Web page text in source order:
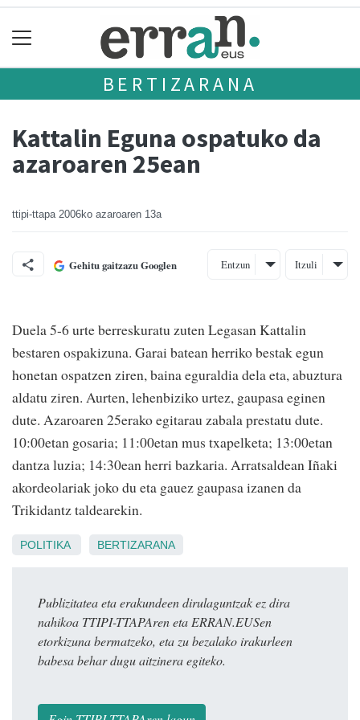
BERTIZARANA
Kattalin Eguna ospatuko da
azaroaren 25ean
ttipi-ttapa 2006ko azaroaren 13a
Gehitu gaitzazu Googlen Entzun Itzuli
Duela 5-6 urte berreskuratu zuten Legasan Kattalin
bestaren ospakizuna. Garai batean herriko bestak egun
honetan ospatzen ziren, baina eguraldia dela eta, abuztura
aldatu ziren. Aurten, lehenbiziko urtez, gaupasa eginen
dute. Azaroaren 25erako egitarau zabala prestatu dute.
10:00etan gosaria; 11:00etan mus txapelketa; 13:00etan
dantza luzia; 14:30ean herri bazkaria. Arratsaldean Iñaki
akordeolariak joko du eta gauez gaupasa izanen da
Trikidantz taldearekin.
POLITIKA BERTIZARANA
Publizitatea eta erakundeen dirulaguntzak ez dira
nahikoa TTIPI-TTAPAren eta ERRAN.EUSen
etorkizuna bermatzeko, eta zu bezalako irakurleen
babesa behar dugu aitzinera egiteko.